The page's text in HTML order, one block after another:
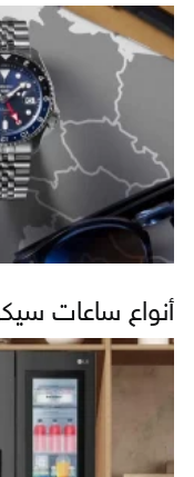
أنواع ساعات